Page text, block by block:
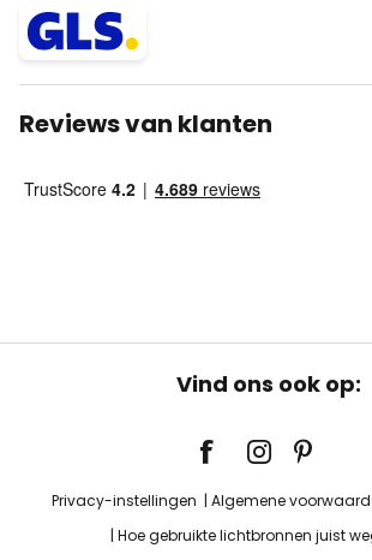
Reviews van klanten
Vind ons ook op:
Privacy-instellingen Algemene
Hoe gebruikte lichtbronnen juist